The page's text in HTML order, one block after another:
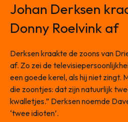
Johan Derksen
Donny Roelvink af
Derksen kraakte de zoons van
af. Zo zei de
een goede kerel, als hij niet zingt.
die zoontjes: dat zijn natuurlijk
kwalletjes.” Derksen noemde
‘twee idioten’.